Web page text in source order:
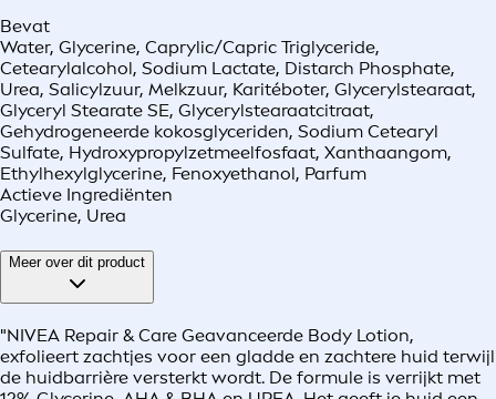
Bevat
Water, Glycerine, Caprylic/Capric Triglyceride,
Cetearylalcohol, Sodium Lactate, Distarch Phosphate,
Urea, Salicylzuur, Melkzuur, Karitéboter, Glycerylstearaat,
Glyceryl Stearate SE, Glycerylstearaatcitraat,
Gehydrogeneerde kokosglyceriden, Sodium Cetearyl
Sulfate, Hydroxypropylzetmeelfosfaat, Xanthaangom,
Ethylhexylglycerine, Fenoxyethanol, Parfum
Actieve Ingrediënten
Glycerine, Urea
Meer over dit product
"NIVEA Repair & Care Geavanceerde Body Lotion,
exfolieert zachtjes voor een gladde en zachtere huid terwijl
de huidbarrière versterkt wordt. De formule is verrijkt met